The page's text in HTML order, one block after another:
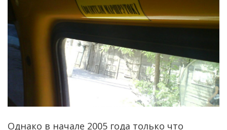
Однако в начале 2005 года только что